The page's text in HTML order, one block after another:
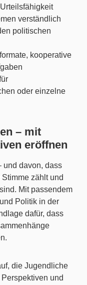
verständlich
politischen
kooperative
oder einzelne
– mit
eröffnen
und davon, dass
zählt und
Mit passendem
Politik in der
dafür, dass
die Jugendliche
und